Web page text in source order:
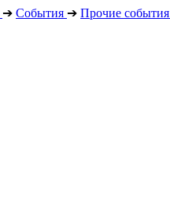
➔ События ➔ Прочие события